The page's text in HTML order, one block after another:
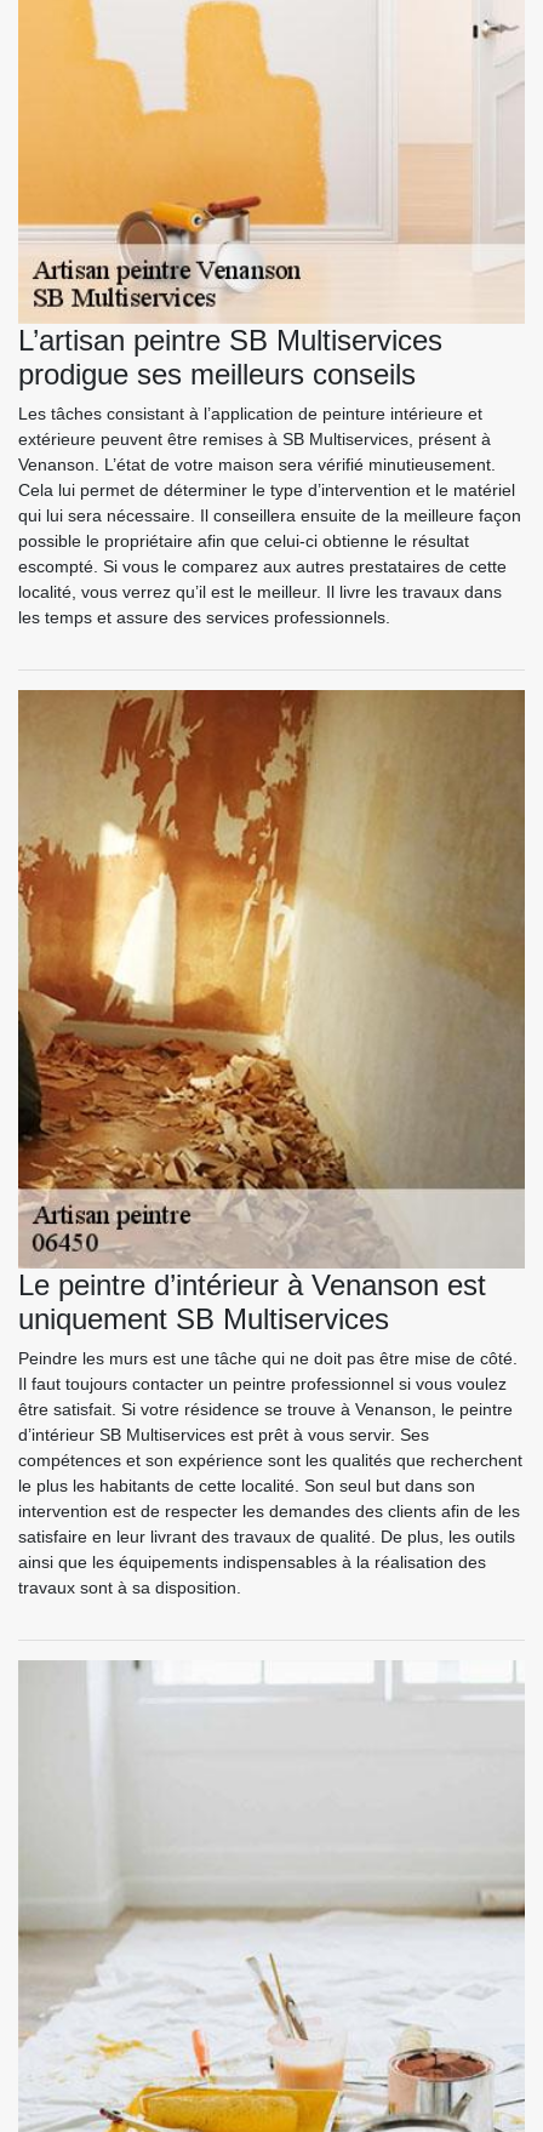
L’artisan peintre SB Multiservices
prodigue ses meilleurs conseils
Les tâches consistant à l’application de peinture intérieure et
extérieure peuvent être remises à SB Multiservices, présent à
Venanson. L’état de votre maison sera vérifié minutieusement.
Cela lui permet de déterminer le type d’intervention et le matériel
qui lui sera nécessaire. Il conseillera ensuite de la meilleure façon
possible le propriétaire afin que celui-ci obtienne le résultat
escompté. Si vous le comparez aux autres prestataires de cette
localité, vous verrez qu’il est le meilleur. Il livre les travaux dans
les temps et assure des services professionnels.
Le peintre d’intérieur à Venanson est
uniquement SB Multiservices
Peindre les murs est une tâche qui ne doit pas être mise de côté.
Il faut toujours contacter un peintre professionnel si vous voulez
être satisfait. Si votre résidence se trouve à Venanson, le peintre
d’intérieur SB Multiservices est prêt à vous servir. Ses
compétences et son expérience sont les qualités que recherchent
le plus les habitants de cette localité. Son seul but dans son
intervention est de respecter les demandes des clients afin de les
satisfaire en leur livrant des travaux de qualité. De plus, les outils
ainsi que les équipements indispensables à la réalisation des
travaux sont à sa disposition.